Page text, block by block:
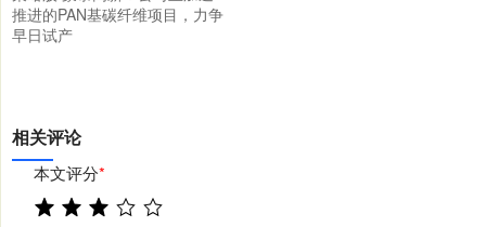
推进的PAN基碳纤维项目，力争
早日试产
相关评论
本文评分*